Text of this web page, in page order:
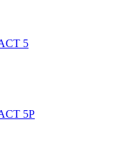
5
5P